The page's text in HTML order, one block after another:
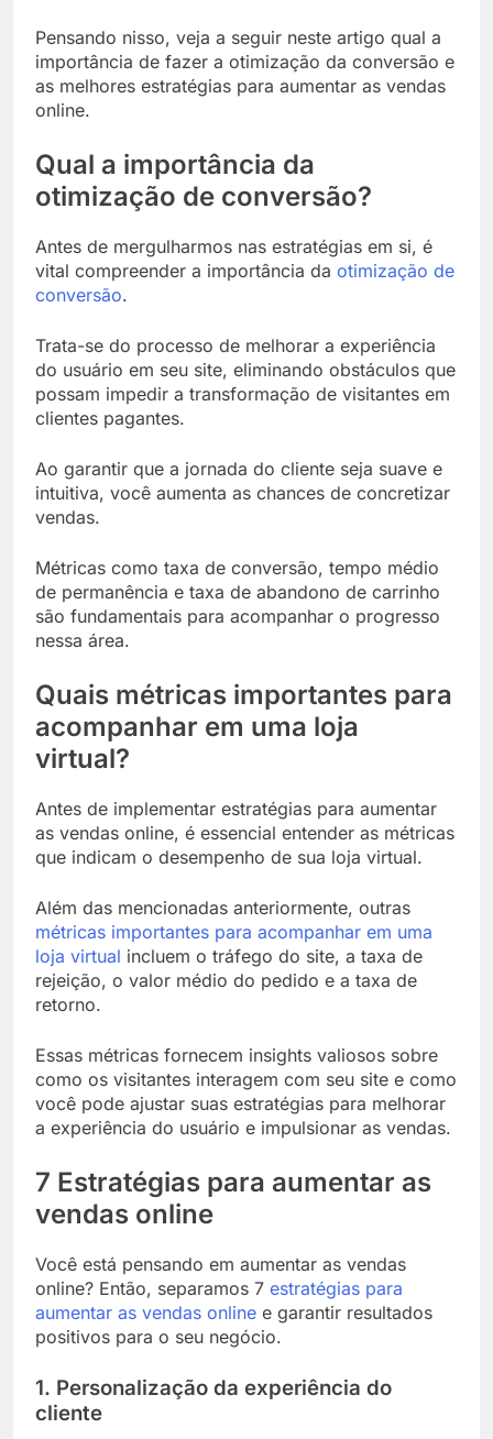
Pensando nisso, veja a seguir neste artigo qual a
importância de fazer a otimização da conversão e
as melhores estratégias para aumentar as vendas
online.
Qual a importância da
otimização de conversão?
Antes de mergulharmos nas estratégias em si, é
vital compreender a importância da otimização de
conversão.
Trata-se do processo de melhorar a experiência
do usuário em seu site, eliminando obstáculos que
possam impedir a transformação de visitantes em
clientes pagantes.
Ao garantir que a jornada do cliente seja suave e
intuitiva, você aumenta as chances de concretizar
vendas.
Métricas como taxa de conversão, tempo médio
de permanência e taxa de abandono de carrinho
são fundamentais para acompanhar o progresso
nessa área.
Quais métricas importantes para
acompanhar em uma loja
virtual?
Antes de implementar estratégias para aumentar
as vendas online, é essencial entender as métricas
que indicam o desempenho de sua loja virtual.
Além das mencionadas anteriormente, outras
métricas importantes para acompanhar em uma
loja virtual incluem o tráfego do site, a taxa de
rejeição, o valor médio do pedido e a taxa de
retorno.
Essas métricas fornecem insights valiosos sobre
como os visitantes interagem com seu site e como
você pode ajustar suas estratégias para melhorar
a experiência do usuário e impulsionar as vendas.
7 Estratégias para aumentar as
vendas online
Você está pensando em aumentar as vendas
online? Então, separamos 7 estratégias para
aumentar as vendas online e garantir resultados
positivos para o seu negócio.
1. Personalização da experiência do
cliente